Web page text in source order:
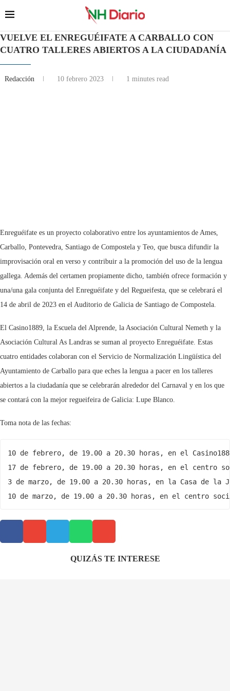
VUELVE EL ENREGUÉIFATE A CARBALLO CON
CUATRO TALLERES ABIERTOS A LA CIUDADANÍA
Redacción 10 febrero 2023 1 minutes read
Enreguéifate es un proyecto colaborativo entre los ayuntamientos de Ames,
Carballo, Pontevedra, Santiago de Compostela y Teo, que busca difundir la
improvisación oral en verso y contribuir a la promoción del uso de la lengua
gallega. Además del certamen propiamente dicho, también ofrece formación y
una/una gala conjunta del Enreguéifate y del Regueifesta, que se celebrará el
14 de abril de 2023 en el Auditorio de Galicia de Santiago de Compostela.
El Casino1889, la Escuela del Alprende, la Asociación Cultural Nemeth y la
Asociación Cultural As Landras se suman al proyecto Enreguéifate. Estas
cuatro entidades colaboran con el Servicio de Normalización Lingüística del
Ayuntamiento de Carballo para que eches la lengua a pacer en los talleres
abiertos a la ciudadanía que se celebrarán alrededor del Carnaval y en los que
se contará con la mejor regueifeira de Galicia: Lupe Blanco.
Toma nota de las fechas:
10 de febrero, de 19.00 a 20.30 horas, en el
17 de febrero, de 19.00 a 20.30 horas, en el centro
3 de marzo, de 19.00 a 20.30 horas, en la Casa de la
10 de marzo, de 19.00 a 20.30 horas, en el centro
QUIZÁS TE INTERESE